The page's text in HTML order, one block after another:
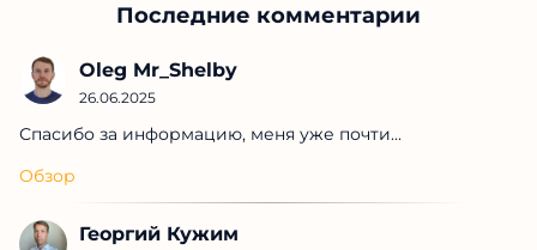
Последние комментарии
Oleg Mr_Shelby
26.06.2025
Спасибо за информацию, меня уже почти...
Обзор
Георгий Кужим